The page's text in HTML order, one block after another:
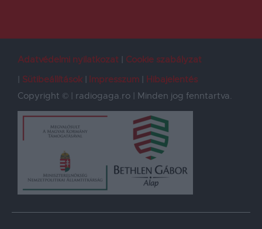
Adatvédelmi nyilatkozat
Cookie szabályzat
Sütibeállítások
Impresszum
Hibajelentés
Copyright © | radiogaga.ro | Minden jog fenntartva.